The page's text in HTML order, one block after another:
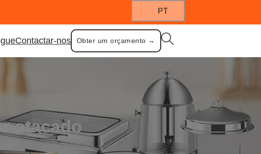
PT
Contactar-nos Obter um orçamento →
atacado